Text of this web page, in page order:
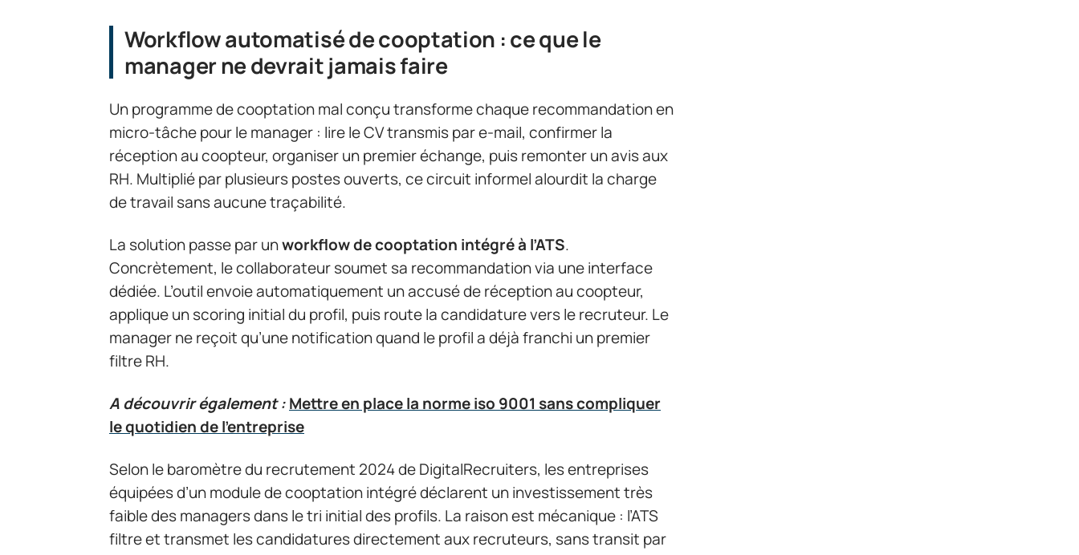
Workflow automatisé de cooptation : ce que le
manager ne devrait jamais faire
Un programme de cooptation mal conçu transforme chaque recommandation en
micro-tâche pour le manager : lire le CV transmis par e-mail, confirmer la
réception au coopteur, organiser un premier échange, puis remonter un avis aux
RH. Multiplié par plusieurs postes ouverts, ce circuit informel alourdit la charge
de travail sans aucune traçabilité.
La solution passe par unworkflow de cooptation intégré à l’ATS.
Concrètement, le collaborateur soumet sa recommandation via une interface
dédiée. L’outil envoie automatiquement un accusé de réception au coopteur,
applique un scoring initial du profil, puis route la candidature vers le recruteur. Le
manager ne reçoit qu’une notification quand le profil a déjà franchi un premier
filtre RH.
A découvrir également :Mettre en place la norme iso 9001 sans compliquer
le quotidien de l'entreprise
Selon le baromètre du recrutement 2024 de DigitalRecruiters, les entreprises
équipées d’un module de cooptation intégré déclarent un investissement très
faible des managers dans le tri initial des profils. La raison est mécanique : l’ATS
filtre et transmet les candidatures directement aux recruteurs, sans transit par